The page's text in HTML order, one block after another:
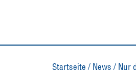
Startseite / News /